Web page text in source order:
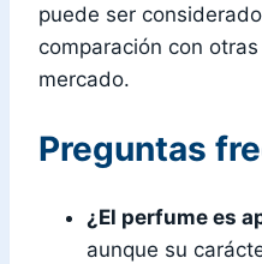
puede ser
comparación con
mercado.
Preguntas
¿El perfume es
aunque su